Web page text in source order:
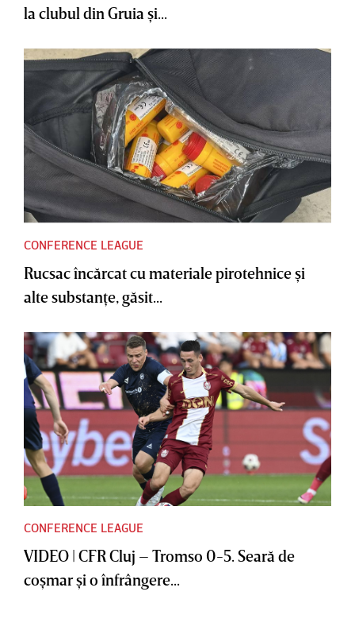
la clubul din Gruia şi...
CONFERENCE LEAGUE
Rucsac încărcat cu materiale pirotehnice şi
alte substanţe, găsit...
CONFERENCE LEAGUE
VIDEO | CFR Cluj – Tromso 0-5. Seară de
coşmar şi o înfrângere...